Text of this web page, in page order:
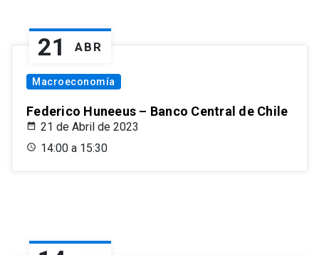
21 ABR
Macroeconomía
Federico Huneeus – Banco Central de Chile
21 de Abril de 2023
14:00 a 15:30